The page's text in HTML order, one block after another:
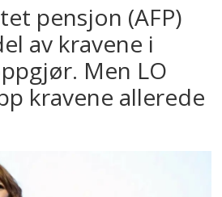
pensjon (AFP)
av kravene i
Men LO
kravene allerede